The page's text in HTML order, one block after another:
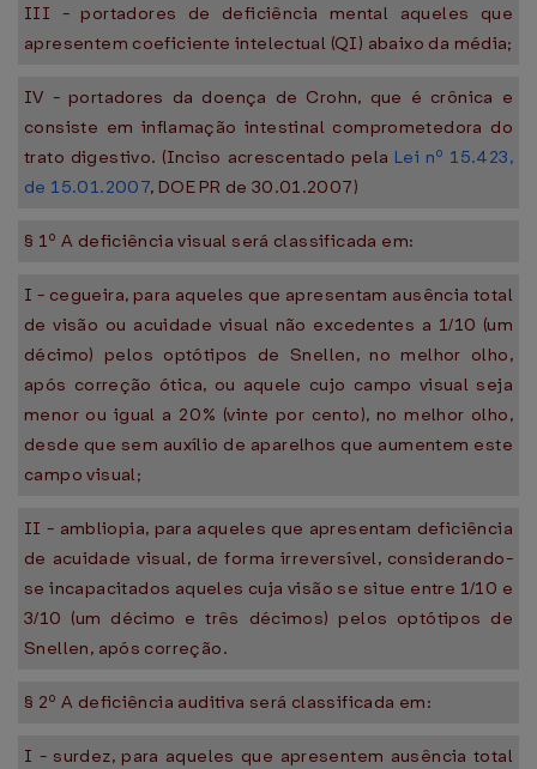
III - portadores de deficiência mental aqueles que
apresentem coeficiente intelectual (QI) abaixo da média;
IV - portadores da doença de Crohn, que é crônica e
consiste em inflamação intestinal comprometedora do
trato digestivo. (Inciso acrescentado pela Lei nº 15.423,
de 15.01.2007, DOE PR de 30.01.2007)
§ 1º A deficiência visual será classificada em:
I - cegueira, para aqueles que apresentam ausência total
de visão ou acuidade visual não excedentes a 1/10 (um
décimo) pelos optótipos de Snellen, no melhor olho,
após correção ótica, ou aquele cujo campo visual seja
menor ou igual a 20% (vinte por cento), no melhor olho,
desde que sem auxílio de aparelhos que aumentem este
campo visual;
II - ambliopia, para aqueles que apresentam deficiência
de acuidade visual, de forma irreversível, considerando-
se incapacitados aqueles cuja visão se situe entre 1/10 e
3/10 (um décimo e três décimos) pelos optótipos de
Snellen, após correção.
§ 2º A deficiência auditiva será classificada em:
I - surdez, para aqueles que apresentem ausência total